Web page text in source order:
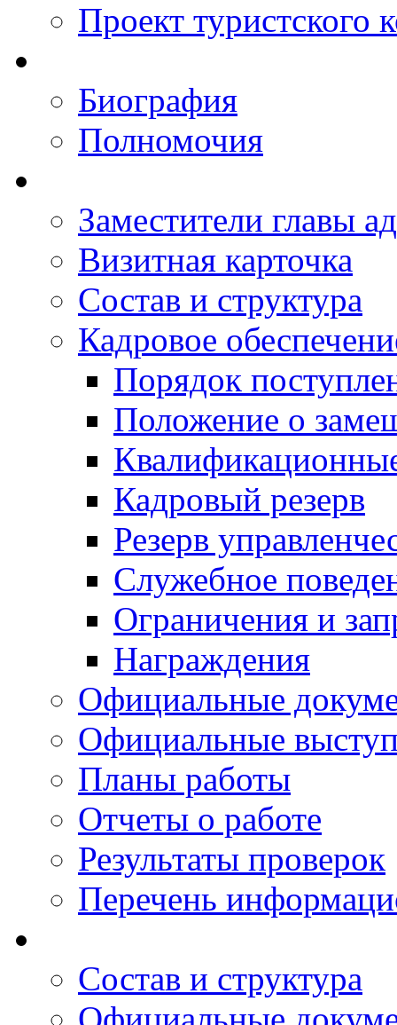
Проект туристского
Биография
Полномочия
Заместители главы
Визитная карточка
Состав и структура
Кадровое
Порядок
Положение о
Кадровый резерв
Резерв
Служебное
Ограничения и
Награждения
Официальные
Официальные
Планы работы
Отчеты о работе
Результаты проверок
Перечень
Состав и структура